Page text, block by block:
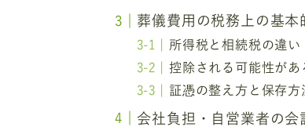
葬儀費用の税務上の基本
所得税と相続税の違い
控除される可能性があ
証憑の整え方と保存方
会社負担・自営業者の会